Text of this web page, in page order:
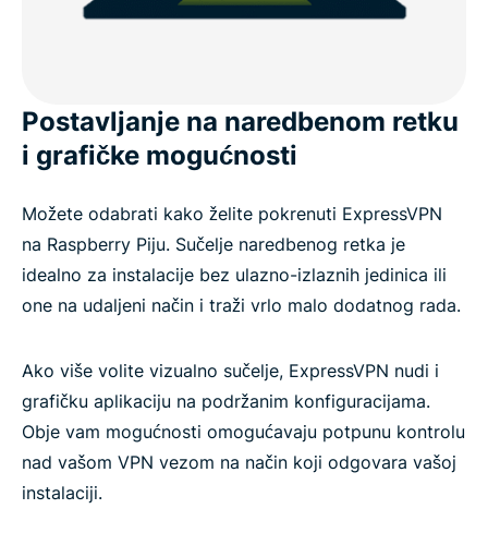
Postavljanje na naredbenom retku
i grafičke mogućnosti
Možete odabrati kako želite pokrenuti ExpressVPN
na Raspberry Piju. Sučelje naredbenog retka je
idealno za instalacije bez ulazno-izlaznih jedinica ili
one na udaljeni način i traži vrlo malo dodatnog rada.
Ako više volite vizualno sučelje, ExpressVPN nudi i
grafičku aplikaciju na podržanim konfiguracijama.
Obje vam mogućnosti omogućavaju potpunu kontrolu
nad vašom VPN vezom na način koji odgovara vašoj
instalaciji.